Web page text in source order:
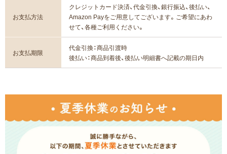
お支払方法
クレジットカード決済、代金引換、銀行振込、後払い、
Amazon Payをご用意してございます。ご希望にあわ
せて、各種ご利用ください。
お支払期限
代金引換：商品引渡時
後払い：商品到着後、後払い明細書へ記載の期日内